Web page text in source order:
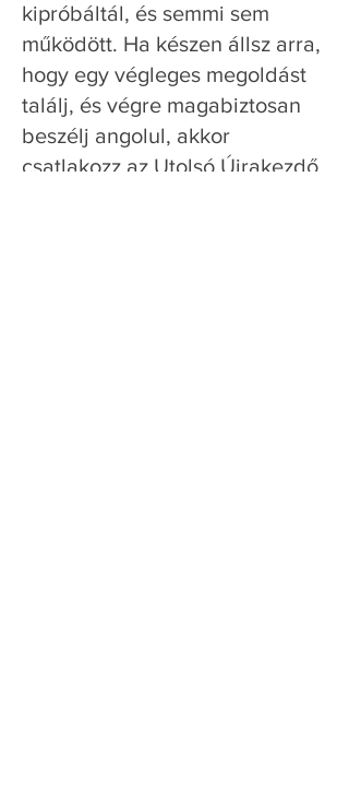
kipróbáltál, és semmi sem
működött. Ha készen állsz arra,
hogy egy végleges megoldást
találj, és végre magabiztosan
beszélj angolul, akkor
csatlakozz az Utolsó Újrakezdő